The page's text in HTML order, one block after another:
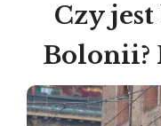
Czy
Bolonii?